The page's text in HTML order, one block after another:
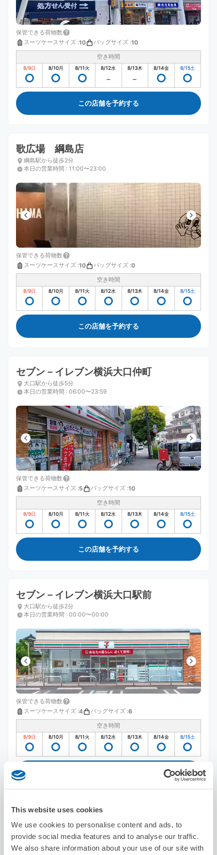
This website uses cookies
We use cookies to personalise content and ads, to
provide social media features and to analyse our traffic.
We also share information about your use of our site with
保管できる荷物数
スーツケースサイズ :10 バッグサイズ :10
空き時間
8/9日 8/10月 8/11火 8/12水 8/13木 8/14金 8/15土
この店舗を予約する
歌広場 綱島店
綱島駅から徒歩2分
本日の営業時間 : 11:00〜23:00
保管できる荷物数
スーツケースサイズ :10 バッグサイズ :0
空き時間
8/9日 8/10月 8/11火 8/12水 8/13木 8/14金 8/15土
この店舗を予約する
セブン－イレブン横浜大口仲町
大口駅から徒歩5分
本日の営業時間 : 06:00〜23:59
保管できる荷物数
スーツケースサイズ :5 バッグサイズ :10
空き時間
8/9日 8/10月 8/11火 8/12水 8/13木 8/14金 8/15土
この店舗を予約する
セブン－イレブン横浜大口駅前
大口駅から徒歩2分
本日の営業時間 : 00:00〜00:00
保管できる荷物数
スーツケースサイズ :4 バッグサイズ :6
空き時間
8/9日 8/10月 8/11火 8/12水 8/13木 8/14金 8/15土
子安駅から徒歩4分
本日の営業時間: 00:00〜00:00